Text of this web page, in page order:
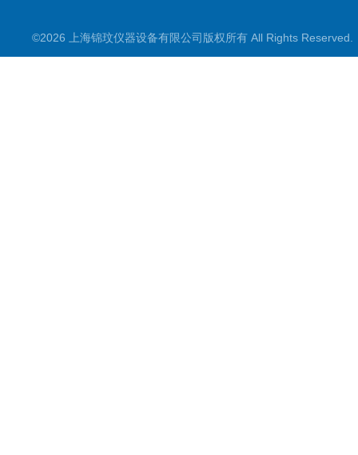
超声波仪器
©2026 上海锦玟仪器设备有限公司版权所有 All Rights